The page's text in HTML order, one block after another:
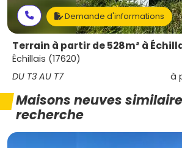
Demande d'informations
Terrain à partir de 528m² à
Échillais (17620)
DU T3 AU T7
à
Maisons neuves
recherche